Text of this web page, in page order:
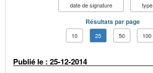
date de signature
type
Résultats par page
10 25 50 100
Publié le : 25-12-2014